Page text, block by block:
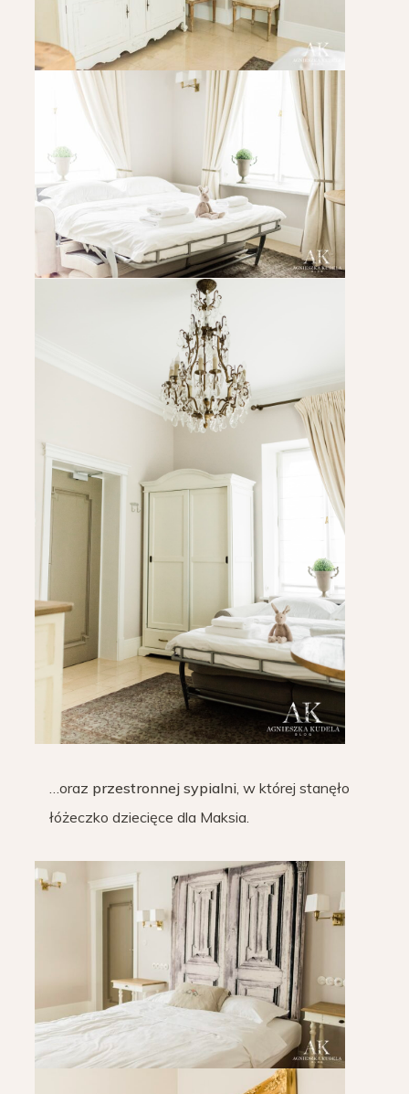
…oraz przestronnej sypialni , w której stanęło
łóżeczko dziecięce dla Maksia.